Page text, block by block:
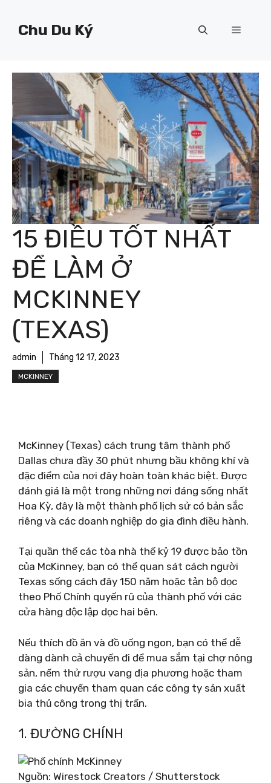
Chu Du Ký Menu
15 ĐIỀU TỐT NHẤT
ĐỂ LÀM Ở
MCKINNEY
(TEXAS)
admin Tháng 12 17, 2023
MCKINNEY
McKinney (Texas) cách trung tâm thành phố
Dallas chưa đầy 30 phút nhưng bầu không khí và
đặc điểm của nơi đây hoàn toàn khác biệt. Được
đánh giá là một trong những nơi đáng sống nhất
Hoa Kỳ, đây là một thành phố lịch sử có bản sắc
riêng và các doanh nghiệp do gia đình điều hành.
Tại quần thể các tòa nhà thế kỷ 19 được bảo tồn
của McKinney, bạn có thể quan sát cách người
Texas sống cách đây 150 năm hoặc tản bộ dọc
theo Phố Chính quyến rũ của thành phố với các
cửa hàng độc lập dọc hai bên.
Nếu thích đồ ăn và đồ uống ngon, bạn có thể dễ
dàng dành cả chuyến đi để mua sắm tại chợ nông
sản, nếm thử rượu vang địa phương hoặc tham
gia các chuyến tham quan các công ty sản xuất
bia thủ công trong thị trấn.
1. ĐƯỜNG CHÍNH
Nguồn: Wirestock Creators / Shutterstock